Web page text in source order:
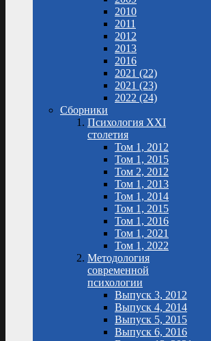
2010
2011
2012
2013
2016
2021 (22)
2021 (23)
2022 (24)
Сборники
Психология XXI
столетия
Том 1, 2012
Том 1, 2015
Том 2, 2012
Том 1, 2013
Том 1, 2014
Том 1, 2015
Том 1, 2016
Том 1, 2021
Том 1, 2022
Методология
современной
психологии
Выпуск 3, 2012
Выпуск 4, 2014
Выпуск 5, 2015
Выпуск 6, 2016